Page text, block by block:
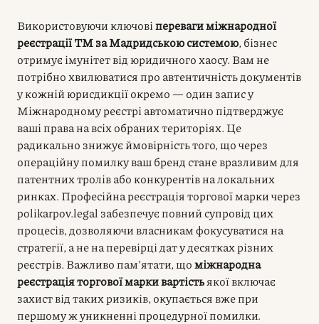
Використовуючи ключовіпереваги міжнародної
реєстрації ТМ за Мадридською системою, бізнес
отримує імунітет від юридичного хаосу. Вам не
потрібно хвилюватися про автентичність документів
у кожній юрисдикції окремо — один запис у
Міжнародному реєстрі автоматично підтверджує
ваші права на всіх обраних територіях. Це
радикально знижує ймовірність того, що через
операційну помилку ваш бренд стане вразливим для
патентних тролів або конкурентів на локальних
ринках. Професійна реєстрація торгової марки через
polikarpov.legal забезпечує повний супровід цих
процесів, дозволяючи власникам фокусуватися на
стратегії, а не на перевірці дат у десятках різних
реєстрів. Важливо пам’ятати, щоміжнародна
реєстрація торгової марки вартістьякої включає
захист від таких ризиків, окупається вже при
першому ж уникненні процедурної помилки.